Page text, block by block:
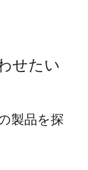
せたい
製品を探